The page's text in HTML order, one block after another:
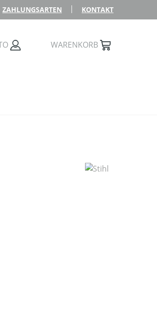
ZAHLUNGSARTEN KONTAKT
WARENKORB